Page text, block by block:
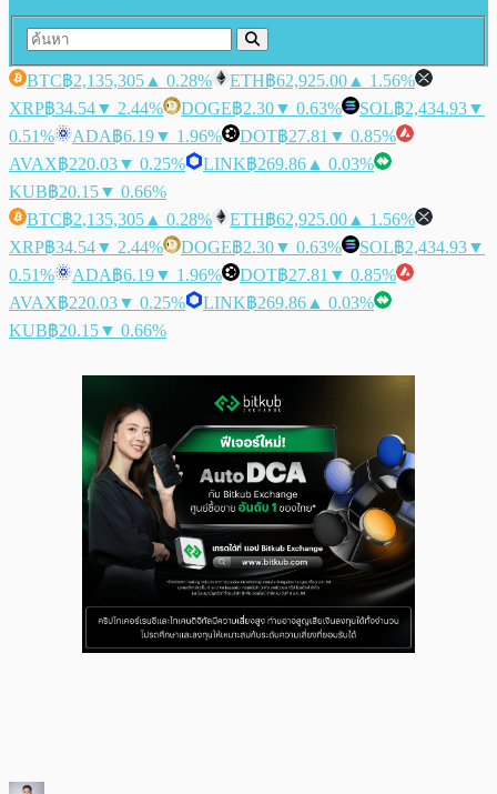
BTC฿2,135,305 ▲ 0.28% ETH฿62,925.00 ▲ 1.56%
XRP฿34.54▼ 2.44% DOGE฿2.30▼ 0.63% SOL฿2,434.93▼
0.51%
ADA฿6.19▼ 1.96% DOT฿27.81 ▼ 0.85%
AVAX฿220.03▼ 0.25% LINK฿269.86 ▲ 0.03%
KUB฿20.15▼ 0.66%
BTC฿2,135,305 ▲ 0.28% ETH฿62,925.00 ▲ 1.56%
XRP฿34.54▼ 2.44% DOGE฿2.30▼ 0.63% SOL฿2,434.93▼
0.51%
ADA฿6.19▼ 1.96% DOT฿27.81 ▼ 0.85%
AVAX฿220.03▼ 0.25% LINK฿269.86 ▲ 0.03%
KUB฿20.15▼ 0.66%